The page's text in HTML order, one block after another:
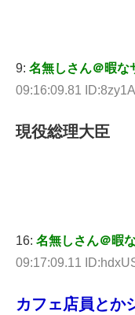
9: 名無しさん＠暇な
09:16:09.81
現役総理大臣
16: 名無しさん＠暇
09:17:09.11
カフェ店員とか